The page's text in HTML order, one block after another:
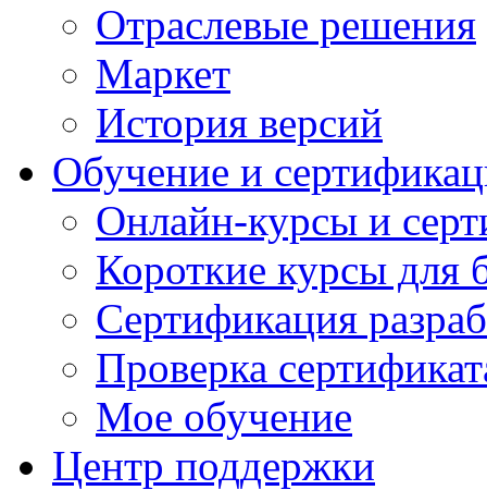
Отраслевые решения
Маркет
История версий
Обучение и
Онлайн-курсы и
Короткие курсы для
Сертификация
Проверка
Мое обучение
Центр поддержки